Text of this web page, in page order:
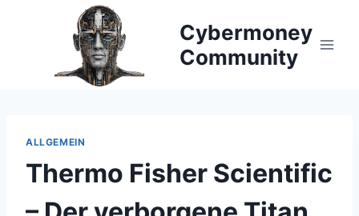
Cybermoney
Community
ALLGEMEIN
Thermo Fisher Scientific